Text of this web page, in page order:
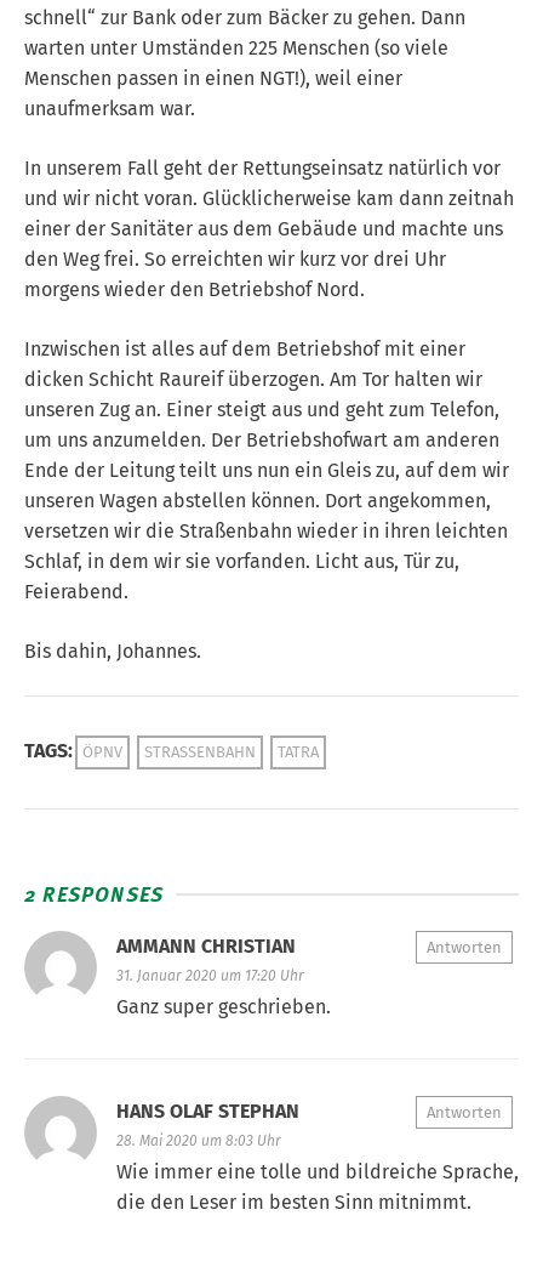
schnell“ zur Bank oder zum Bäcker zu gehen. Dann
warten unter Umständen 225 Menschen (so viele
Menschen passen in einen NGT!), weil einer
unaufmerksam war.
In unserem Fall geht der Rettungseinsatz natürlich vor
und wir nicht voran. Glücklicherweise kam dann zeitnah
einer der Sanitäter aus dem Gebäude und machte uns
den Weg frei. So erreichten wir kurz vor drei Uhr
morgens wieder den Betriebshof Nord.
Inzwischen ist alles auf dem Betriebshof mit einer
dicken Schicht Raureif überzogen. Am Tor halten wir
unseren Zug an. Einer steigt aus und geht zum Telefon,
um uns anzumelden. Der Betriebshofwart am anderen
Ende der Leitung teilt uns nun ein Gleis zu, auf dem wir
unseren Wagen abstellen können. Dort angekommen,
versetzen wir die Straßenbahn wieder in ihren leichten
Schlaf, in dem wir sie vorfanden. Licht aus, Tür zu,
Feierabend.
Bis dahin, Johannes.
TAGS: ÖPNV STRASSENBAHN TATRA
2 RESPONSES
AMMANN CHRISTIAN
31. Januar 2020 um 17:20 Uhr
Ganz super geschrieben.
Antworten
HANS OLAF STEPHAN
28. Mai 2020 um 8:03 Uhr
Wie immer eine tolle und bildreiche Sprache,
die den Leser im besten Sinn mitnimmt.
Antworten